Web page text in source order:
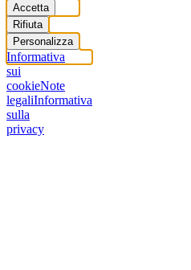
Accetta
Rifiuta
Personalizza
Informativa
sui
cookieNote
legaliInformativa
sulla
privacy